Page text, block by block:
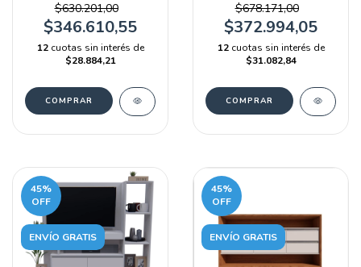
$630.201,00
$346.610,55
12 cuotas sin interés de
$28.884,21
COMPRAR
$678.171,00
$372.994,05
12 cuotas sin interés de
$31.082,84
COMPRAR
45%
OFF
ENVÍO GRATIS
45%
OFF
ENVÍO GRATIS